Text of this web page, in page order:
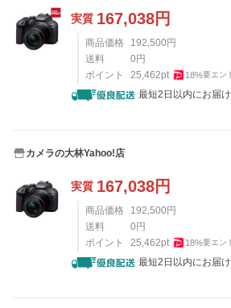
実質 167,038円
商品価格 192,500円
送料
0円
ポイント
25,462pt 18%要エン
最短2日以内にお届
カメラの大林Yahoo!店
実質 167,038円
商品価格 192,500円
送料
0円
ポイント
25,462pt 18%要エン
最短2日以内にお届